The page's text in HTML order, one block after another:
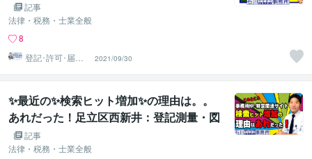
類、申請書作成、相続人申請。足立区：石
川土地家屋調査士･行政書士･海事代理士事
務所：足立区西新井栗原つくし保育園隣
り：登記測量・図面作成
記事
法律・税務・士業全般
8
登記･許可･届
出、各種図面作
成
2021/09/30
✨最近の✨検索ヒット増加✨の理由は。。
あれだった！足立区西新井：登記測量・図
面作成 : 石川土地家屋調査士・行政書士・
海事代理士事務所
記事
法律・税務・士業全般